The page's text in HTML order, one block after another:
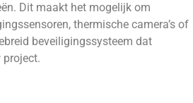
Dit maakt het mogelijk om
thermische camera’s of
beveiligingssysteem dat